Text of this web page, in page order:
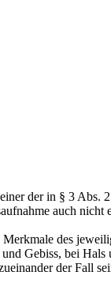
der in § 3 Abs.
auch
des
Gebiss, bei
der Fall